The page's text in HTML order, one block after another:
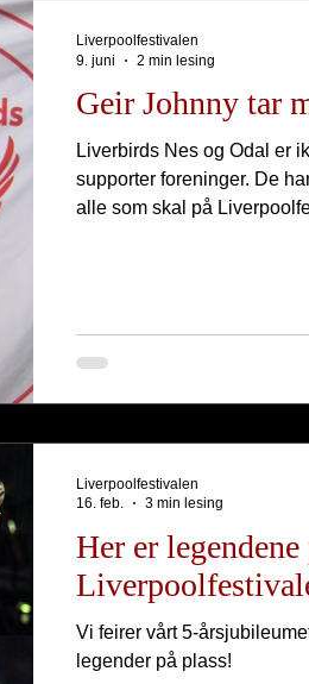
Geir Johnny tar
Liverbirds Nes og Odal er
supporter foreninger. De
alle som skal på
Liverpoolfestivalen
9. juni
2 min lesing
Her er legendene
Vi feirer vårt 5-
legender på plass!
Liverpoolfestivalen
16. feb.
3 min lesing